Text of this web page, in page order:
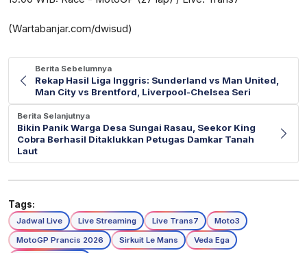
(Wartabanjar.com/dwisud)
Berita Sebelumnya
Rekap Hasil Liga Inggris: Sunderland vs Man United,
Man City vs Brentford, Liverpool-Chelsea Seri
Berita Selanjutnya
Bikin Panik Warga Desa Sungai Rasau, Seekor King
Cobra Berhasil Ditaklukkan Petugas Damkar Tanah
Laut
Tags:
Jadwal Live Live Streaming Live Trans7
Moto3
MotoGP Prancis 2026
Sirkuit Le Mans
Veda Ega